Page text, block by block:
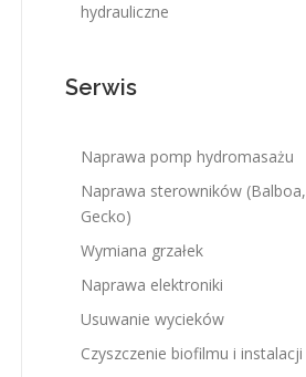
hydrauliczne
Serwis
Naprawa pomp hydromasażu
Naprawa sterowników (Balboa,
Gecko)
Wymiana grzałek
Naprawa elektroniki
Usuwanie wycieków
Czyszczenie biofilmu i instalacji